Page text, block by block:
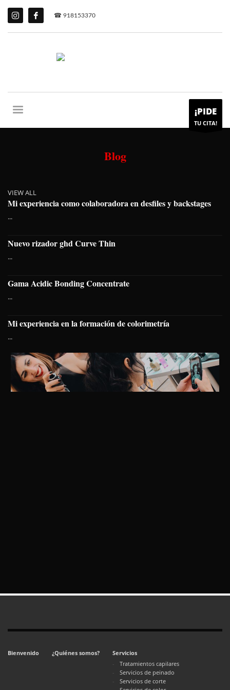
☎ 918153370
¡PIDE
TU CITA!
Blog
VIEW ALL
Mi experiencia como colaboradora en desfiles y backstages
...
Nuevo rizador ghd Curve Thin
...
Gama Acidic Bonding Concentrate
...
Mi experiencia en la formación de colorimetría
...
Bienvenido ¿Quiénes somos?
Servicios
Tratamientos capilares
Servicios de peinado
Servicios de corte